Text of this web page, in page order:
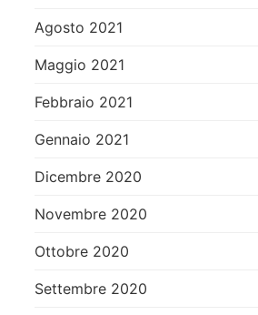
Agosto 2021
Maggio 2021
Febbraio 2021
Gennaio 2021
Dicembre 2020
Novembre 2020
Ottobre 2020
Settembre 2020